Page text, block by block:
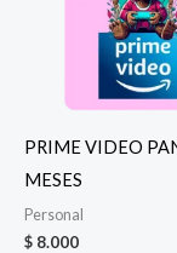
PRIME VIDEO
MESES
Personal
$ 8.000